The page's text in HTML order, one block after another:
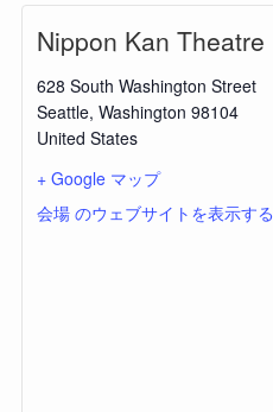
Nippon Kan Theatre
628 South Washington Street
Seattle, Washington 98104
United States
+ Google マップ
会場 のウェブサイトを表示する